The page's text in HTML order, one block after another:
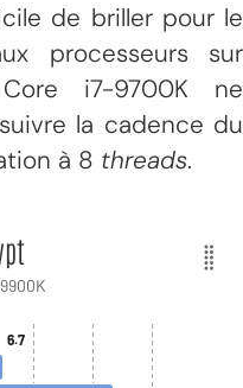
de briller pour le
processeurs sur
i7-9700K ne
la cadence du
à 8 threads.